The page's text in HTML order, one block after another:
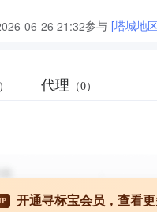
06-26 21:32参与 [塔城地
代理 （0）
开通寻标宝会员，查看